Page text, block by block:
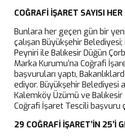
COĞRAFİ İŞARET SAYISI
Bunlara her geçen gün bir
çalışan Büyükşehir
Peyniri ile Balıkesir Düğün
Marka Kurumu’na Coğrafi
başvuruları yaptı,
ediyor. Büyükşehir Belediyesi
Kalemköy Üzümü ve
Coğrafi İşaret Tescili başvuru
29 COĞRAFİ İŞARET’İN 25’İ